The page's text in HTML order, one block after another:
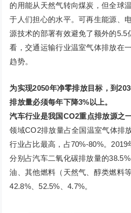
的用能从天然气转向煤炭，但全球
于人们担心的水平。可再生能源、
源技术的部署有效避免了额外的5.5
看，交通运输行业温室气体排放在
趋势。
为实现2050年净零排放目标，到
排放量必须每年下降3%以上。
汽车行业是我国CO2重点排放源之一
领域CO2排放量占全国温室气体排
行业占比最高，占70%-80%。
分别占汽车二氧化碳排放量的
油、其他燃料（天然气、醇类燃料
42.8%、52.5%、4.7%。